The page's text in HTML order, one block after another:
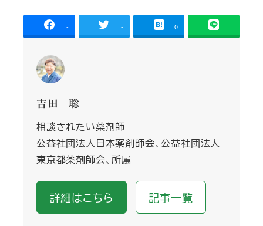
- - 0
吉田 聡
相談されたい薬剤師
公益社団法人日本薬剤師会、公益社団法人
東京都薬剤師会、所属
詳細はこちら 記事一覧